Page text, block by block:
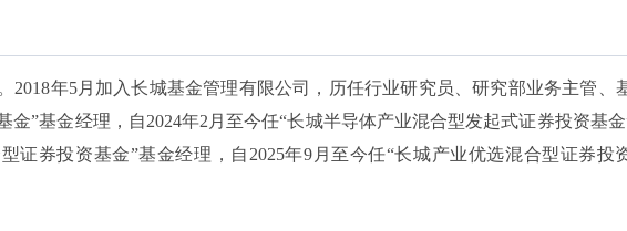
2018年5月加入长城基金管理有限公司，历任行业研究员、研究部业务主管、
”基金经理，自2024年2月至今任“长城半导体产业混合型发起式证券投资基
证券投资基金”基金经理，自2025年9月至今任“长城产业优选混合型证券投